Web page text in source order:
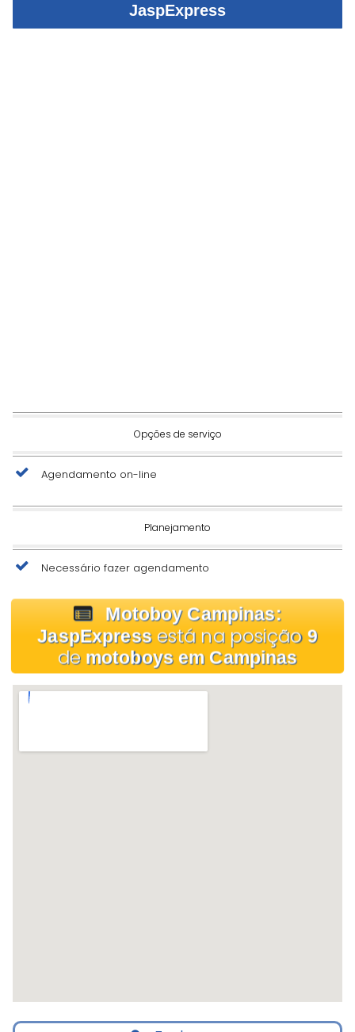
JaspExpress
Opções de serviço
Agendamento on-line
Planejamento
Necessário fazer agendamento
Motoboy Campinas:
JaspExpressestá na posição 9
de motoboys em Campinas